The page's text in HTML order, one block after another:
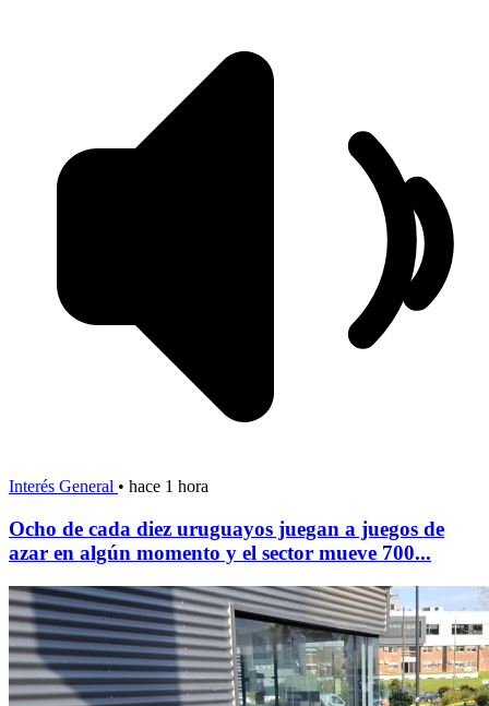
Interés General • hace 1 hora
Ocho de cada diez uruguayos juegan a juegos de
azar en algún momento y el sector mueve 700...